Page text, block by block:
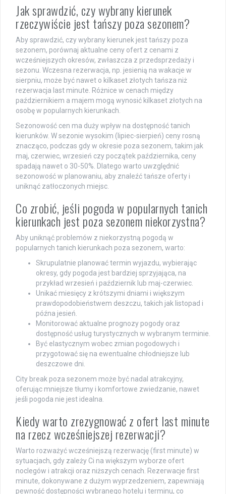
Jak sprawdzić, czy wybrany kierunek
rzeczywiście jest tańszy poza sezonem?
Aby sprawdzić, czy wybrany kierunek jest tańszy poza
sezonem, porównaj aktualne ceny ofert z cenami z
wcześniejszych okresów, zwłaszcza z przedsprzedaży i
sezonu. Wczesna rezerwacja, np. jesienią na wakacje w
sierpniu, może być nawet o kilkaset złotych tańsza niż
rezerwacja last minute. Różnice w cenach między
październikiem a majem mogą wynosić kilkaset złotych na
osobę w popularnych kierunkach.
Sezonowość cen ma duży wpływ na dostępność tanich
kierunków. W sezonie wysokim (lipiec-sierpień) ceny rosną
znacząco, podczas gdy w okresie poza sezonem, takim jak
maj, czerwiec, wrzesień czy początek października, ceny
spadają nawet o 30-50%. Dlatego warto uwzględnić
sezonowość w planowaniu, aby znaleźć tańsze oferty i
uniknąć zatłoczonych miejsc.
Co zrobić, jeśli pogoda w popularnych tanich
kierunkach jest poza sezonem niekorzystna?
Aby uniknąć problemów z niekorzystną pogodą w
popularnych tanich kierunkach poza sezonem, warto:
Skrupulatnie planować termin wyjazdu, wybierając
okresy, gdy pogoda jest bardziej sprzyjająca, na
przykład wrzesień i październik lub maj-czerwiec.
Unikać miesięcy z krótszymi dniami i większym
prawdopodobieństwem deszczu, takich jak listopad i
późna jesień.
Monitorować aktualne prognozy pogody oraz
dostępność usług turystycznych w wybranym terminie.
Być elastycznym wobec zmian pogodowych i
przygotować się na ewentualne chłodniejsze lub
deszczowe dni.
City break poza sezonem może być nadal atrakcyjny,
oferując mniejsze tłumy i komfortowe zwiedzanie, nawet
jeśli pogoda nie jest idealna.
Kiedy warto zrezygnować z ofert last minute
na rzecz wcześniejszej rezerwacji?
Warto rozważyć wcześniejszą rezerwację (first minute) w
sytuacjach, gdy zależy Ci na większym wyborze ofert
noclegów i atrakcji oraz niższych cenach. Rezerwacje first
minute, dokonywane z dużym wyprzedzeniem, zapewniają
pewność dostępności wybranego hotelu i terminu, co